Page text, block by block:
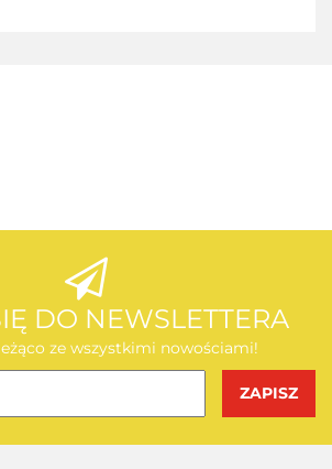
AEG
DO NEWSLETTERA
ze wszystkimi nowościami!